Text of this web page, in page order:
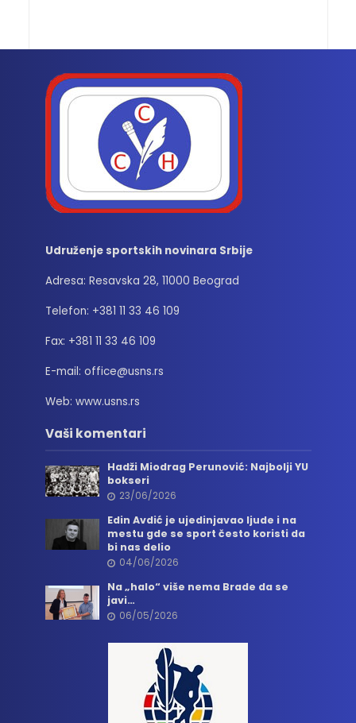
Udruženje sportskih novinara Srbije
Adresa: Resavska 28, 11000 Beograd
Telefon: +381 11 33 46 109
Fax: +381 11 33 46 109
E-mail: office@usns.rs
Web: www.usns.rs
Vaši komentari
Hadži Miodrag Perunović: Najbolji YU
bokseri
23/06/2026
Edin Avdić je ujedinjavao ljude i na
mestu gde se sport često koristi da
bi nas delio
04/06/2026
Na „halo“ više nema Brade da se
javi…
06/05/2026